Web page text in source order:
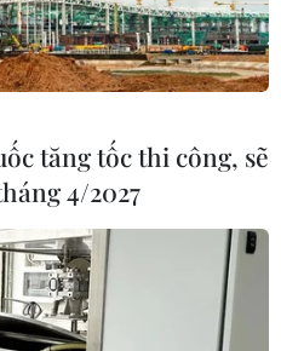
tăng tốc thi công, sẽ
4/2027